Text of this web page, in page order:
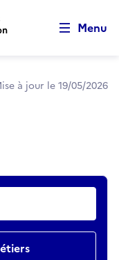
principal
Menu
à jour le 19/05/2026